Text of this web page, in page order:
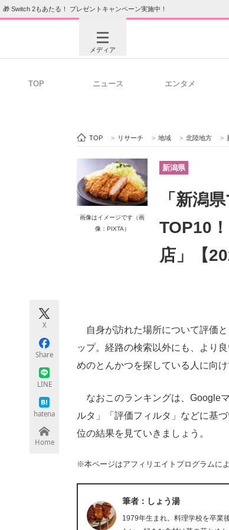
🎁 Switch 2もあたる！ プレゼントキャンペーン実施中！
メディア
ビジネスと働き方のヒント
ITエンジニア向け専門サイト
ちょっと気になるネットの話題
TOP ニュース エンタメ
TOP > リサーチ > 地域 > 北陸地方 >
画像はイメージです（画
像：PIXTA）
新潟県
「新潟
TOP10
店」【
X
Share
LINE
hatena
Home
自身が訪れた場所について評価
ップ。経路の検索以外にも、より
めのとんかつを探している人に向
なおこのランキングは、Google
ルタ」「評価フィルタ」などに基
位の結果を見ていきましょう。
※本ページはアフィリエイトプログラムに
筆者：しょう湯
1979年生まれ。料理学校を卒業